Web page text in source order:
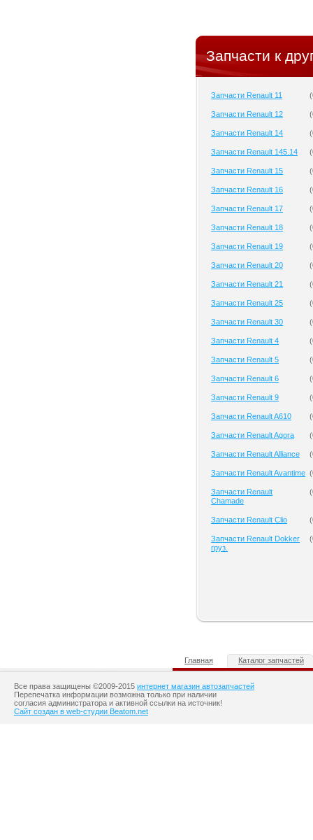
Запчасти к
Запчасти Renault 11 (
Запчасти Renault 12 (
Запчасти Renault 14 (
Запчасти Renault 145.14 (
Запчасти Renault 15 (
Запчасти Renault 16 (
Запчасти Renault 17 (
Запчасти Renault 18 (
Запчасти Renault 19 (
Запчасти Renault 20 (
Запчасти Renault 21 (
Запчасти Renault 25 (
Запчасти Renault 30 (
Запчасти Renault 4 (
Запчасти Renault 5 (
Запчасти Renault 6 (
Запчасти Renault 9 (
Запчасти Renault A610 (
Запчасти Renault Agora (
Запчасти Renault Alliance (
Запчасти Renault Avantime (
Запчасти Renault
Chamade
(
Запчасти Renault Clio (
Запчасти Renault Dokker
груз.
(
Главная Каталог запчастей
Все права защищены ©2009-2015 интернет магазин автозапчастей
Перепечатка информации возможна только при наличии
согласия администратора и активной ссылки на источник!
Сайт создан в web-студии Beatom.net